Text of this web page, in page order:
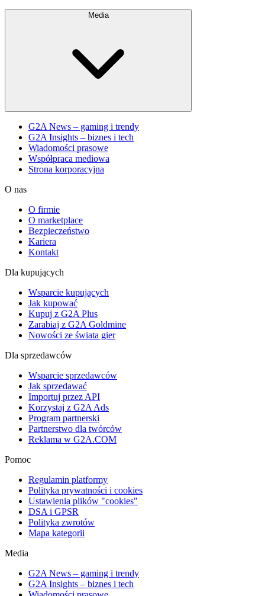
Media
G2A News – gaming i trendy
G2A Insights – biznes i tech
Wiadomości prasowe
Współpraca mediowa
Strona korporacyjna
O nas
O firmie
O marketplace
Bezpieczeństwo
Kariera
Kontakt
Dla kupujących
Wsparcie kupujących
Jak kupować
Kupuj z G2A Plus
Zarabiaj z G2A Goldmine
Nowości ze świata gier
Dla sprzedawców
Wsparcie sprzedawców
Jak sprzedawać
Importuj przez API
Korzystaj z G2A Ads
Program partnerski
Partnerstwo dla twórców
Reklama w G2A.COM
Pomoc
Regulamin platformy
Polityka prywatności i cookies
Ustawienia plików "cookies"
DSA i GPSR
Polityka zwrotów
Mapa kategorii
Media
G2A News – gaming i trendy
G2A Insights – biznes i tech